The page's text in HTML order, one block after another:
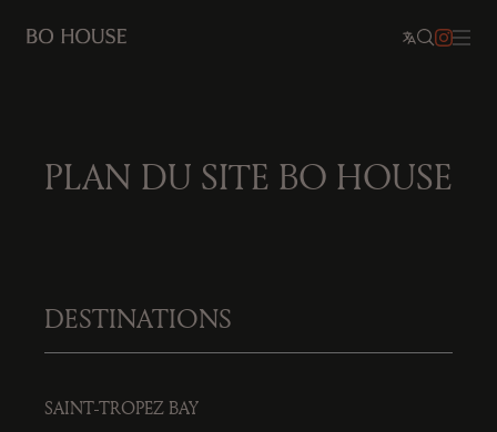
PLAN DU SITE BO HOUSE
DESTINATIONS
SAINT-TROPEZ BAY